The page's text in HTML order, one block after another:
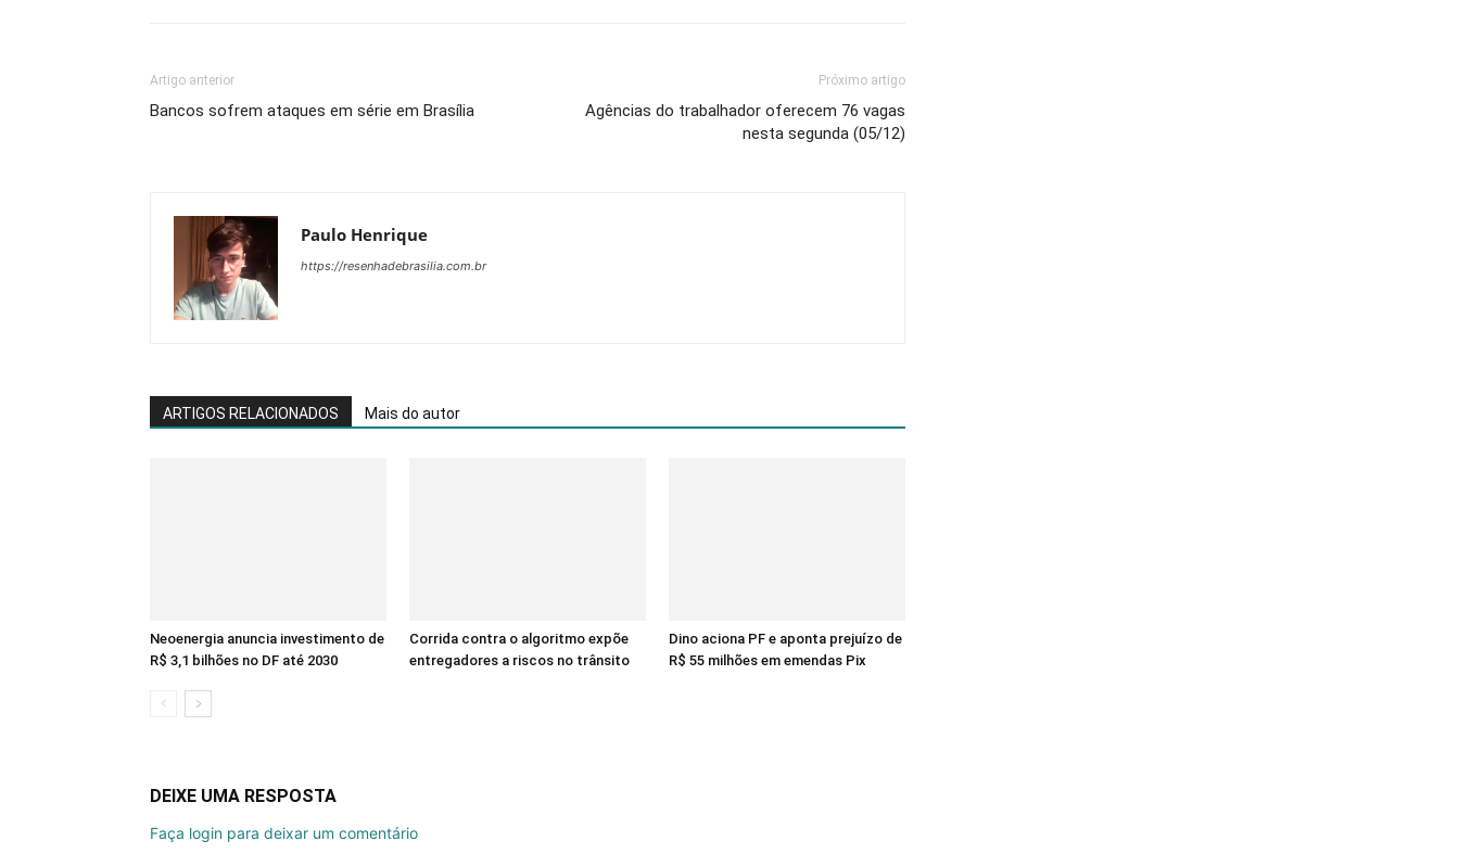
Artigo anterior
Bancos sofrem ataques em série em Brasília
Próximo artigo
Agências do trabalhador oferecem 76 vagas
nesta segunda (05/12)
Paulo Henrique
https://resenhadebrasilia.com.br
ARTIGOS RELACIONADOS Mais do autor
Neoenergia anuncia investimento de
R$ 3,1 bilhões no DF até 2030
Corrida contra o algoritmo expõe
entregadores a riscos no trânsito
Dino aciona PF e aponta prejuízo de
R$ 55 milhões em emendas Pix
DEIXE UMA RESPOSTA
Faça login para deixar um comentário